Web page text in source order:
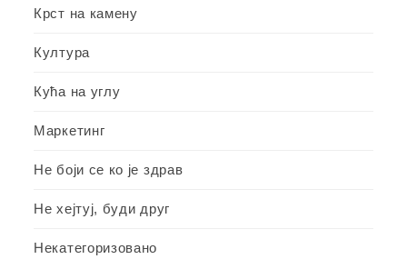
Крст на камену
Култура
Кућа на углу
Маркетинг
Не боји се ко је здрав
Не хејтуј, буди друг
Некатегоризовано